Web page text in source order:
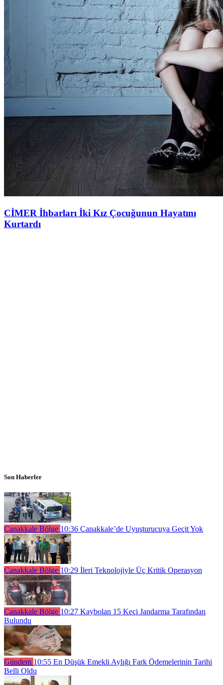
CİMER İhbarları İki Kız Çocuğunun Hayatını
Kurtardı
Son Haberler
Çanakkale Bölge 10:36 Çanakkale’de Uyuşturucuya Geçit Yok
Çanakkale Bölge 10:29 İleri Teknolojiyle Üç Kritik Operasyon
Çanakkale Bölge 10:27 Kaybolan 15 Keçi Jandarma Tarafından
Bulundu
Gündem 10:55 En Düşük Emekli Aylığı Fark Ödemelerinin Tarihi
Belli Oldu